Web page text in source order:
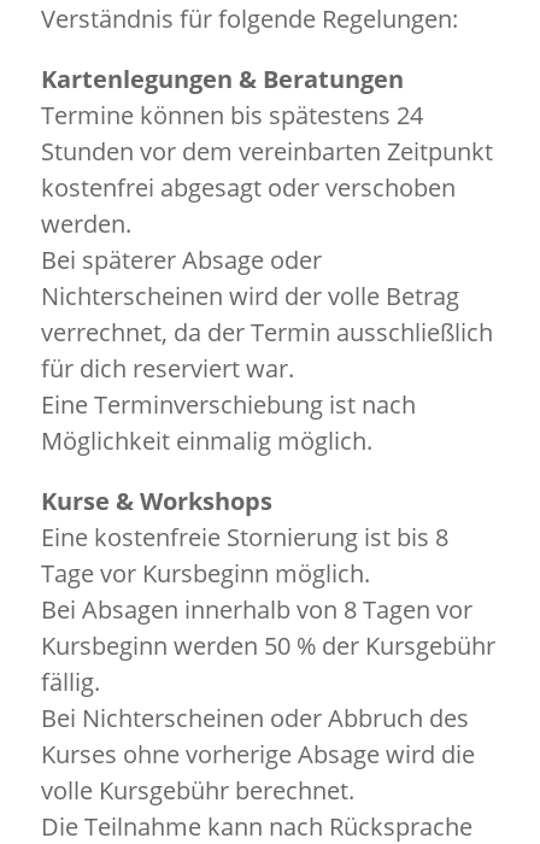
Verständnis für folgende Regelungen:
Kartenlegungen & Beratungen
Termine können bis spätestens 24
Stunden vor dem vereinbarten Zeitpunkt
kostenfrei abgesagt oder verschoben
werden.
Bei späterer Absage oder
Nichterscheinen wird der volle Betrag
verrechnet, da der Termin ausschließlich
für dich reserviert war.
Eine Terminverschiebung ist nach
Möglichkeit einmalig möglich.
Kurse & Workshops
Eine kostenfreie Stornierung ist bis 8
Tage vor Kursbeginn möglich.
Bei Absagen innerhalb von 8 Tagen vor
Kursbeginn werden 50 % der Kursgebühr
fällig.
Bei Nichterscheinen oder Abbruch des
Kurses ohne vorherige Absage wird die
volle Kursgebühr berechnet.
Die Teilnahme kann nach Rücksprache